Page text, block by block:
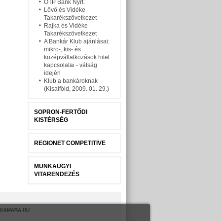
OTP Bank Nyrt.
Lövő és Vidéke
Takarékszövetkezet
Rajka és Vidéke
Takarékszövetkezet
A Bankár Klub ajánlásai:
mikro-, kis- és
középvállalkozások hitel
kapcsolatai - válság
idején
Klub a bankároknak
(Kisalföld, 2009. 01. 29.)
SOPRON-FERTŐDI
KISTÉRSÉG
REGIONET COMPETITIVE
MUNKAÜGYI
VITARENDEZÉS